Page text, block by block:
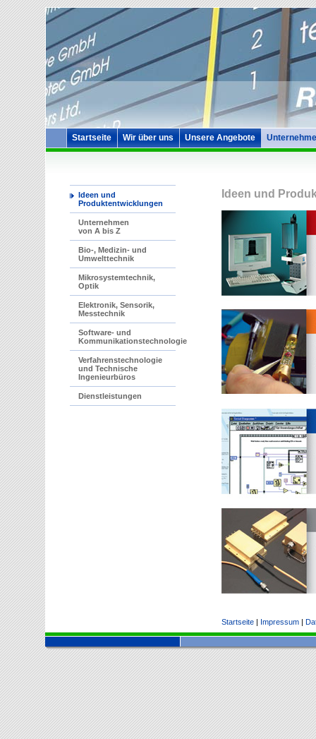
Startseite Wir über uns Unsere Angebote
Ideen und
Produktentwicklungen
Unternehmen
von A bis Z
Bio-, Medizin- und
Umwelttechnik
Mikrosystemtechnik,
Optik
Elektronik, Sensorik,
Messtechnik
Software- und
Kommunikationstechnologie
Verfahrenstechnologie
und Technische
Ingenieurbüros
Dienstleistungen
Ideen und
Startseite| Impressum|